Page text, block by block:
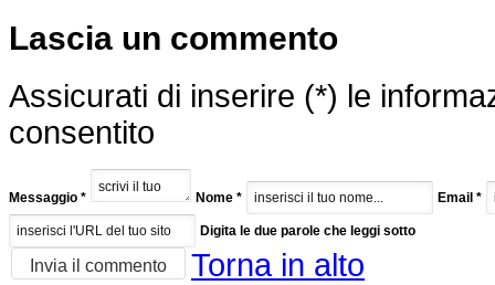
Lascia un commento
Assicurati di inserire (*) le
consentito
Messaggio * Nome * Email *
Digita le due parole che leggi sotto
Torna in alto